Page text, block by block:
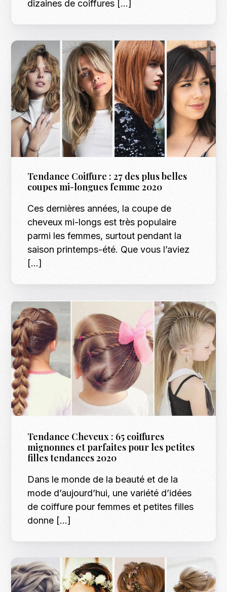
dizaines de coiffures […]
Tendance Coiffure : 27 des plus belles
coupes mi-longues femme 2020
Ces dernières années, la coupe de
cheveux mi-longs est très populaire
parmi les femmes, surtout pendant la
saison printemps-été. Que vous l’aviez
[…]
Tendance Cheveux : 65 coiffures
mignonnes et parfaites pour les petites
filles tendances 2020
Dans le monde de la beauté et de la
mode d’aujourd’hui, une variété d’idées
de coiffure pour femmes et petites filles
donne […]